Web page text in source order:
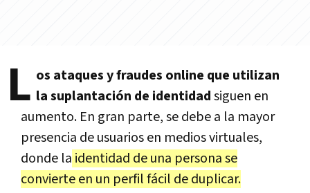
L os ataques y fraudes online que utilizan
la suplantación de identidadsiguen en
aumento. En gran parte, se debe a la mayor
presencia de usuarios en medios virtuales,
donde la identidad de una persona se
convierte en un perfil fácil de duplicar.